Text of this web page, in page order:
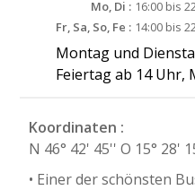
Mo, Di : 16:00 bis
Fr, Sa, So, Fe : 14:00 bis
Montag und
Feiertag ab 14 Uhr,
Koordinaten :
N 46° 42' 45'' O 15° 28'
• Einer der schönsten